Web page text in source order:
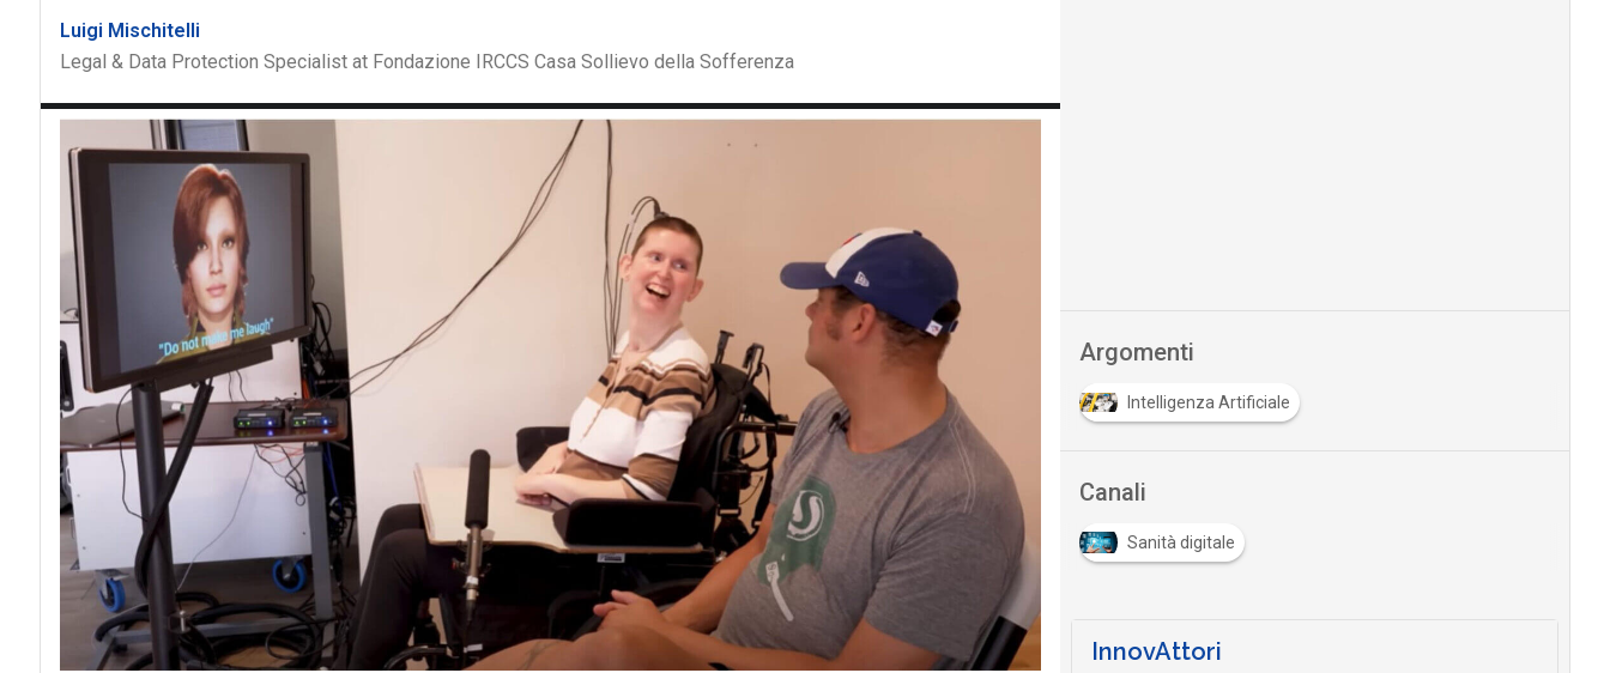
Luigi Mischitelli
Legal & Data Protection Specialist at Fondazione IRCCS Casa Sollievo della Sofferenza
Argomenti
Intelligenza Artificiale
Canali
Sanità digitale
InnovAttori